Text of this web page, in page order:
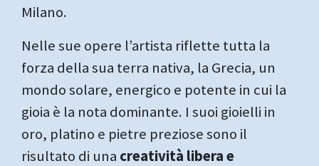
Milano.
Nelle sue opere l’artista riflette tutta la
forza della sua terra nativa, la Grecia, un
mondo solare, energico e potente in cui la
gioia è la nota dominante. I suoi gioielli in
oro, platino e pietre preziose sono il
risultato di una creatività libera e